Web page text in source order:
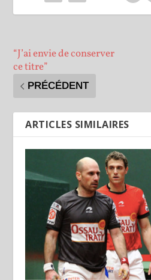
“J’ai envie de conserver
ce titre”
PRÉCÉDENT
ARTICLES SIMILAIRES